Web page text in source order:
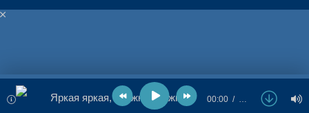
Яркая яркая, снежная нежная 00:00 …